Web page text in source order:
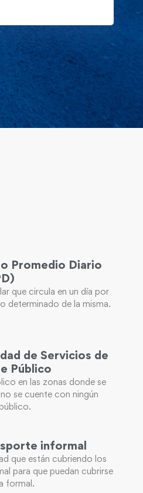
Promedio Diario
que circula en un día por
determinado de la misma.
de Servicios de
Público
en las zonas donde se
se cuente con ningún
informal
que están cubriendo los
para que puedan cubrirse
formal.